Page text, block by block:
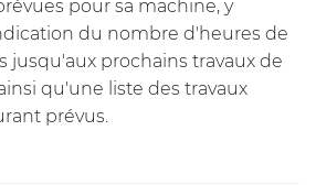
pour sa machine, y
du nombre d'heures de
jusqu'aux prochains travaux de
qu'une liste des travaux
prévus.